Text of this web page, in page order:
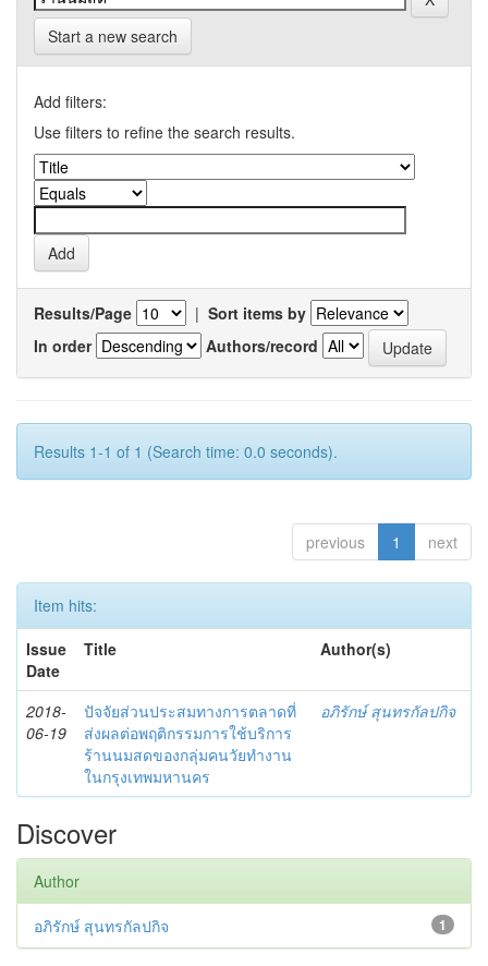
Start a new search
Add filters:
Use filters to refine the search results.
Results/Page | Sort items by
In order
Authors/record
Results 1-1 of 1 (Search time: 0.0 seconds).
previous 1 next
Item hits:
Issue
Date
Title Author(s)
2018-
06-19
ปัจจัยส่วนประสมทางการตลาดที่
ส่งผลต่อพฤติกรรมการใช้บริการ
ร้านนมสดของกลุ่มคนวัยทำงาน
ในกรุงเทพมหานคร
อภิรักษ์ สุนทรกัลปกิจ
Discover
Author
1
อภิรักษ์ สุนทรกัลปกิจ